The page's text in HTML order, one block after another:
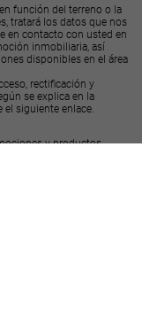
función del terreno o la
tratará los datos que nos
en contacto con usted en
inmobiliaria, así
disponibles en el área
rectificación y
se explica en la
el siguiente enlace.
y productos